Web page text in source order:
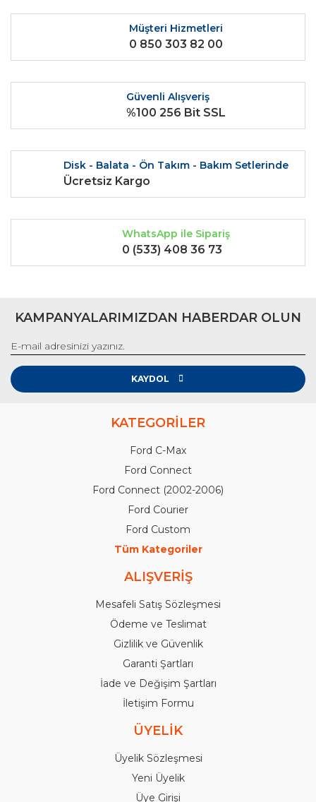
Müşteri Hizmetleri
0 850 303 82 00
Güvenli Alışveriş
%100 256 Bit SSL
Disk - Balata - Ön Takım - Bakım Setlerinde
Ücretsiz Kargo
WhatsApp ile Sipariş
0 (533) 408 36 73
KAMPANYALARIMIZDAN HABERDAR OLUN
KAYDOL
KATEGORİLER
Ford C-Max
Ford Connect
Ford Connect (2002-2006)
Ford Courier
Ford Custom
Tüm Kategoriler
ALIŞVERİŞ
Mesafeli Satış Sözleşmesi
Ödeme ve Teslimat
Gizlilik ve Güvenlik
Garanti Şartları
İade ve Değişim Şartları
İletişim Formu
ÜYELİK
Üyelik Sözleşmesi
Yeni Üyelik
Üye Girişi